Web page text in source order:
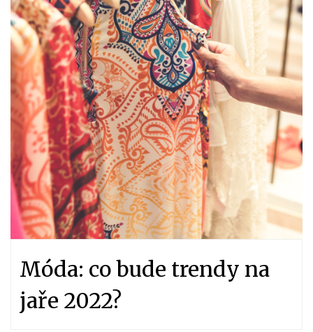
Móda: co bude trendy na
jaře 2022?